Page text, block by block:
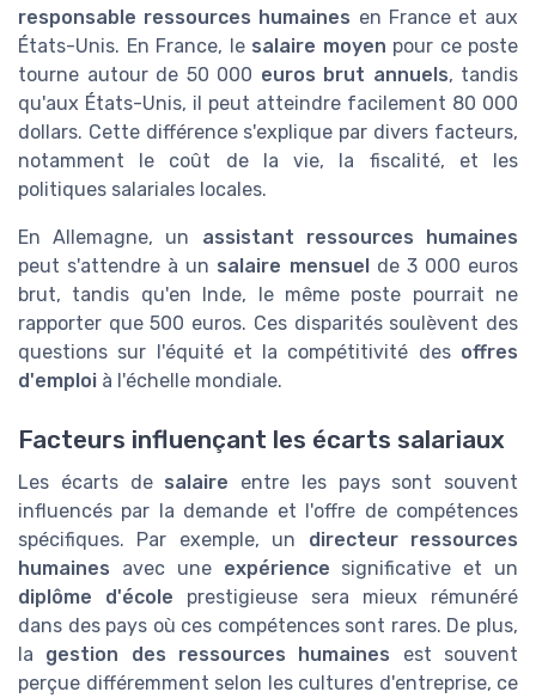
responsable ressources humaines en France et aux
États-Unis. En France, le salaire moyen pour ce poste
tourne autour de 50 000 euros brut annuels, tandis
qu'aux États-Unis, il peut atteindre facilement 80 000
dollars. Cette différence s'explique par divers facteurs,
notamment le coût de la vie, la fiscalité, et les
politiques salariales locales.
En Allemagne, un assistant ressources humaines
peut s'attendre à un salaire mensuel
de 3 000 euros
brut, tandis qu'en Inde, le même poste pourrait ne
rapporter que 500 euros. Ces disparités soulèvent des
questions sur l'équité et la compétitivité des offres
d'emploi à l'échelle mondiale.
Facteurs influençant les écarts salariaux
Les écarts de salaire entre les pays sont souvent
influencés par la demande et l'offre de compétences
spécifiques. Par exemple, un directeur ressources
humaines avec une expérience significative et un
diplôme d'école prestigieuse sera mieux rémunéré
dans des pays où ces compétences sont rares. De plus,
la gestion des ressources humaines est souvent
perçue différemment selon les cultures d'entreprise, ce